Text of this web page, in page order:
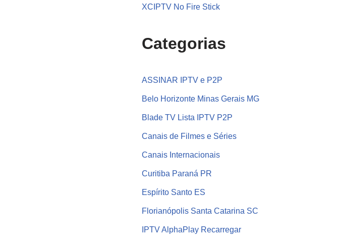
XCIPTV No Fire Stick
Categorias
ASSINAR IPTV e P2P
Belo Horizonte Minas Gerais MG
Blade TV Lista IPTV P2P
Canais de Filmes e Séries
Canais Internacionais
Curitiba Paraná PR
Espírito Santo ES
Florianópolis Santa Catarina SC
IPTV AlphaPlay Recarregar